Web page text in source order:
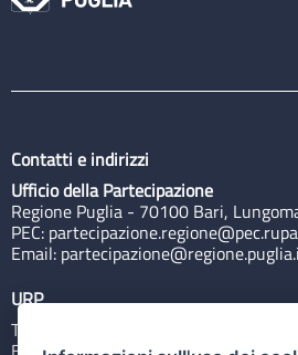
Contatti e indirizzi
Ufficio della Partecipazione
Regione Puglia - 70100 Bari,
PEC:
Email:
URP
Tel: 800713939